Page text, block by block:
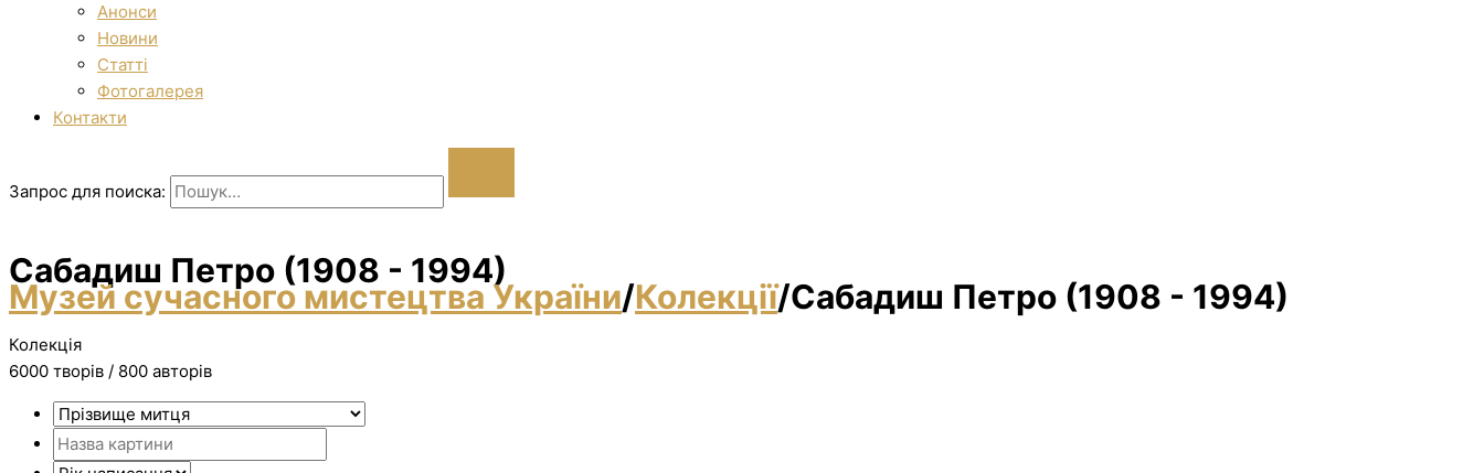
Анонси
Новини
Статті
Фотогалерея
Контакти
Запрос для поиска:
Сабадиш Петро (1908 - 1994)
Музей сучасного мистецтва України/Колекції/Сабадиш Петро (1908 - 1994)
Колекція
6000 творiв / 800 авторів